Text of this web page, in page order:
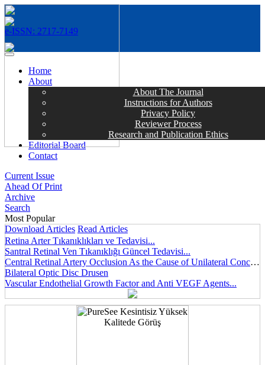
e-ISSN: 2717-7149
MENÜ
Home
About
About The Journal
Instructions for Authors
Privacy Policy
Reviewer Process
Research and Publication Ethics
Editorial Board
Contact
Current Issue
Ahead Of Print
Archive
Search
Most Popular
Download Articles Read Articles
Retina Arter Tıkanıklıkları ve Tedavisi...
Santral Retinal Ven Tıkanıklığı Güncel Tedavisi...
Central Retinal Artery Occlusion As the Cause of Unilateral Concentric Narrowing of Visual Field and Presence of Cilioretinal Artery...
Bilateral Optic Disc Drusen
Vascular Endothelial Growth Factor and Anti VEGF Agents...